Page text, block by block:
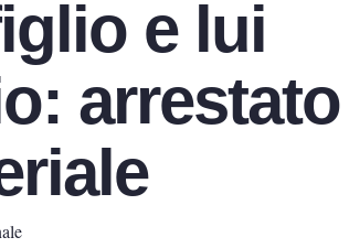
e lui
arrestato